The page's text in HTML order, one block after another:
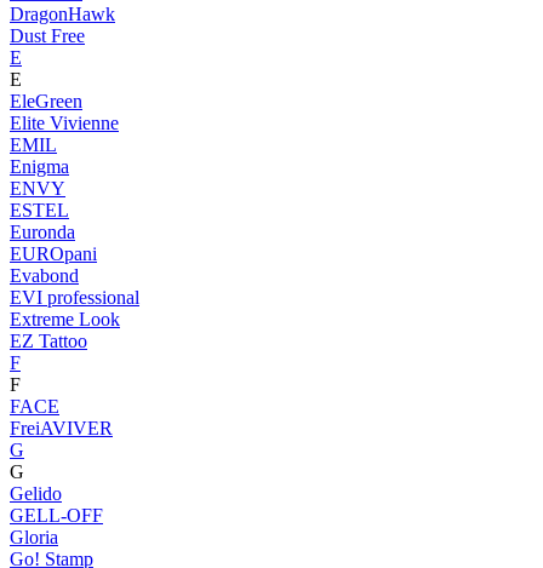
DragonHawk
Dust Free
E
E
EleGreen
Elite Vivienne
EMIL
Enigma
ENVY
ESTEL
Euronda
EUROpani
Evabond
EVI professional
Extreme Look
EZ Tattoo
F
F
FACE
FreiAVIVER
G
G
Gelido
GELL-OFF
Gloria
Go! Stamp